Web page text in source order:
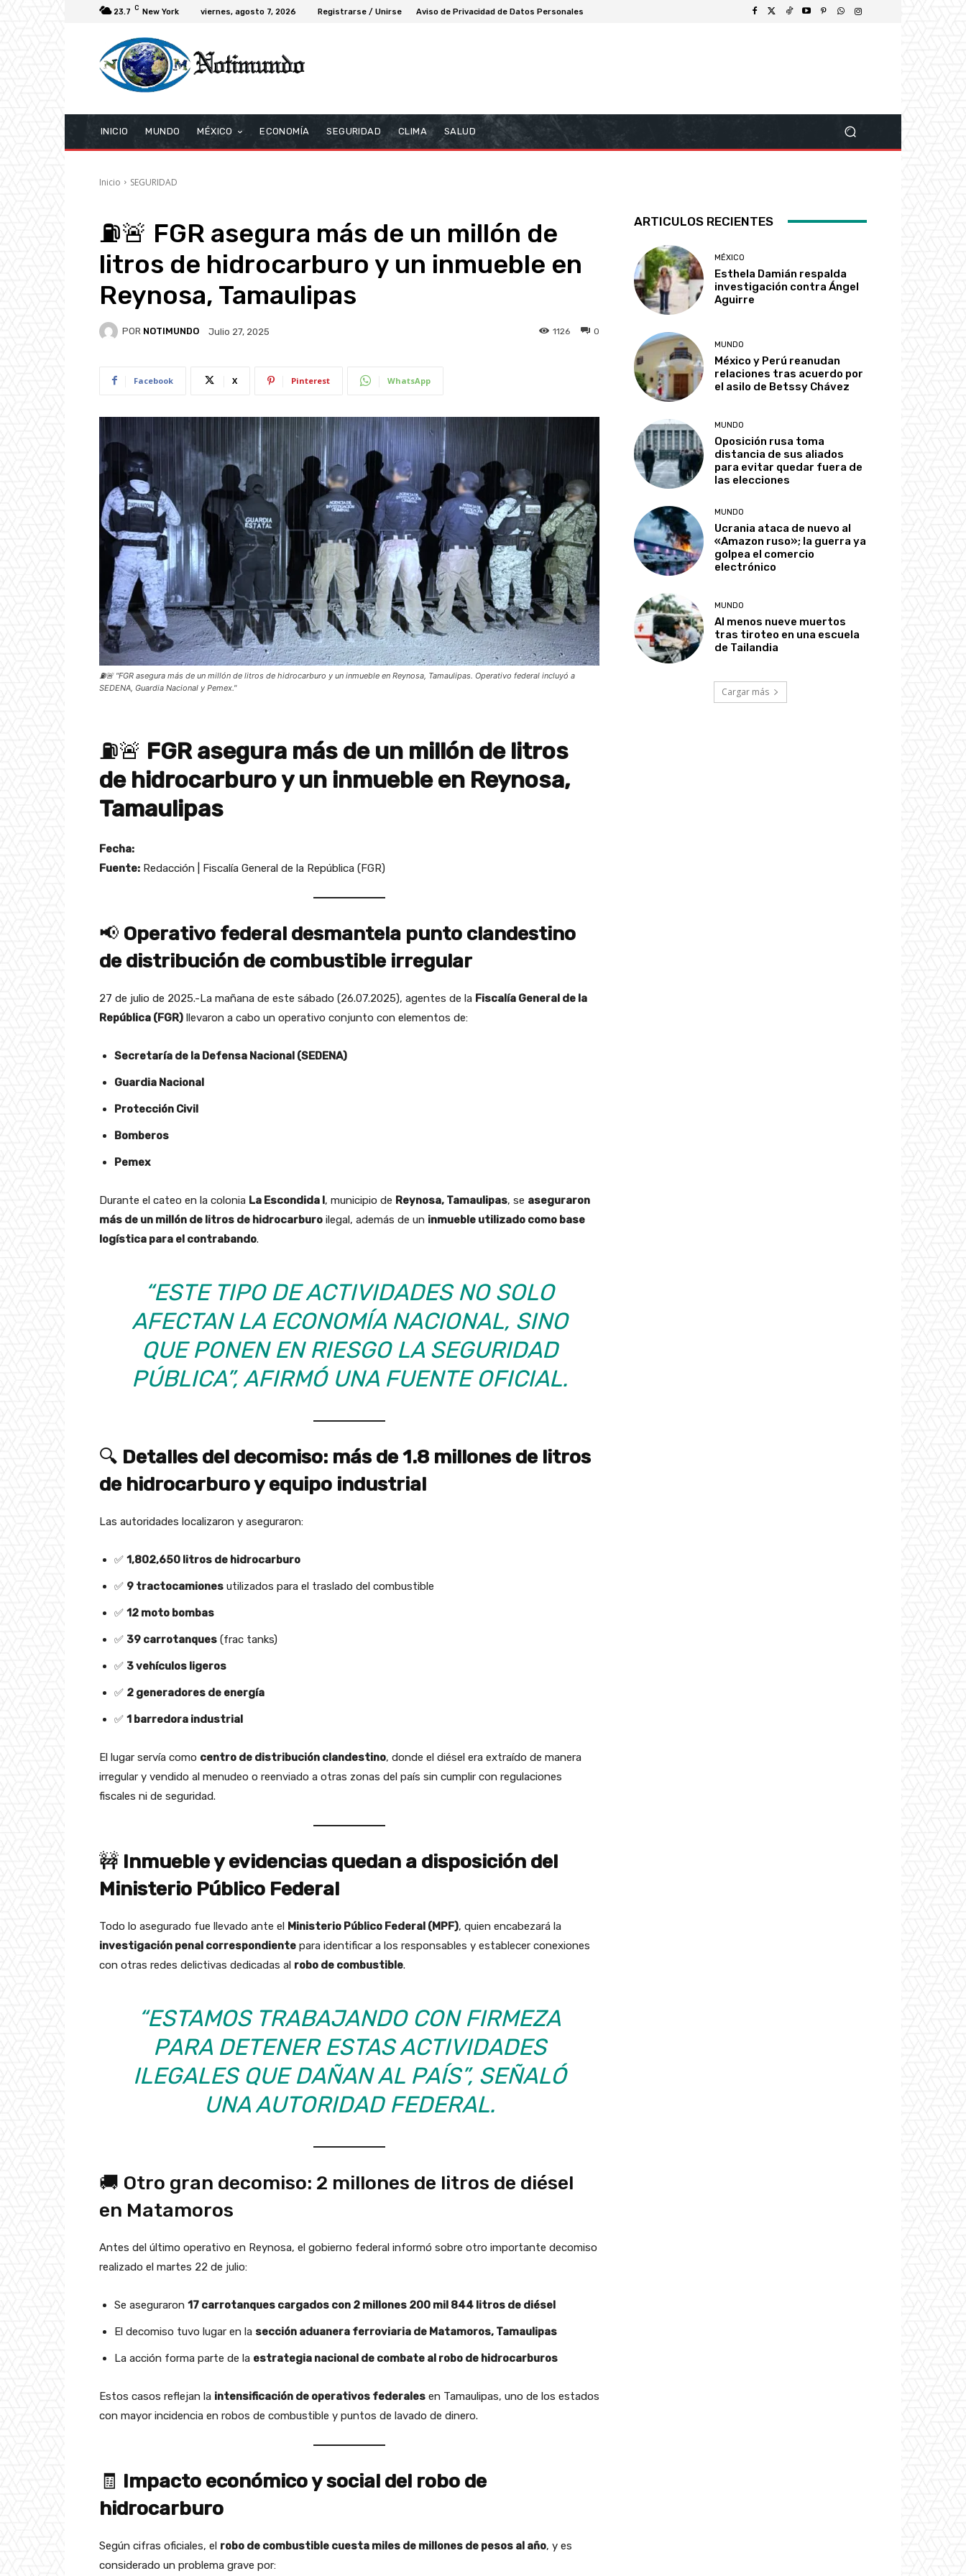
23.7 C New York viernes, agosto 7, 2026 Registrarse / Unirse Aviso de Privacidad de Datos Personales
INICIO MUNDO MÉXICO ECONOMÍA SEGURIDAD CLIMA SALUD
Inicio SEGURIDAD
⛽🚨 FGR asegura más de un millón de
litros de hidrocarburo y un inmueble en
Reynosa, Tamaulipas
POR NOTIMUNDO Julio 27, 2025 0
1126
Facebook X Pinterest WhatsApp
⛽🚨 "FGR asegura más de un millón de litros de hidrocarburo y un inmueble en Reynosa, Tamaulipas. Operativo federal incluyó a
SEDENA, Guardia Nacional y Pemex."
⛽🚨 FGR asegura más de un millón de litros
de hidrocarburo y un inmueble en Reynosa,
Tamaulipas
Fecha:
Fuente: Redacción | Fiscalía General de la República (FGR)
📢 Operativo federal desmantela punto clandestino
de distribución de combustible irregular
27 de julio de 2025.-La mañana de este sábado (26.07.2025), agentes de la Fiscalía General de la
República (FGR) llevaron a cabo un operativo conjunto con elementos de:
Secretaría de la Defensa Nacional (SEDENA)
Guardia Nacional
Protección Civil
Bomberos
Pemex
Durante el cateo en la colonia La Escondida I, municipio de Reynosa, Tamaulipas, se aseguraron
más de un millón de litros de hidrocarburo ilegal, además de un inmueble utilizado como base
logística para el contrabando.
“ESTE TIPO DE ACTIVIDADES NO SOLO
AFECTAN LA ECONOMÍA NACIONAL, SINO
QUE PONEN EN RIESGO LA SEGURIDAD
PÚBLICA”, AFIRMÓ UNA FUENTE OFICIAL.
🔍 Detalles del decomiso: más de 1.8 millones de litros
de hidrocarburo y equipo industrial
Las autoridades localizaron y aseguraron:
✅ 1,802,650 litros de hidrocarburo
✅ 9 tractocamiones utilizados para el traslado del combustible
✅ 12 moto bombas
✅ 39 carrotanques (frac tanks)
✅ 3 vehículos ligeros
✅ 2 generadores de energía
✅ 1 barredora industrial
El lugar servía como centro de distribución clandestino, donde el diésel era extraído de manera
irregular y vendido al menudeo o reenviado a otras zonas del país sin cumplir con regulaciones
fiscales ni de seguridad.
🚧 Inmueble y evidencias quedan a disposición del
Ministerio Público Federal
Todo lo asegurado fue llevado ante el Ministerio Público Federal (MPF), quien encabezará la
investigación penal correspondiente para identificar a los responsables y establecer conexiones
con otras redes delictivas dedicadas al robo de combustible.
“ESTAMOS TRABAJANDO CON FIRMEZA
PARA DETENER ESTAS ACTIVIDADES
ILEGALES QUE DAÑAN AL PAÍS”, SEÑALÓ
UNA AUTORIDAD FEDERAL.
🚚 Otro gran decomiso: 2 millones de litros de diésel
en Matamoros
Antes del último operativo en Reynosa, el gobierno federal informó sobre otro importante decomiso
realizado el martes 22 de julio:
Se aseguraron 17 carrotanques cargados con 2 millones 200 mil 844 litros de diésel
El decomiso tuvo lugar en la sección aduanera ferroviaria de Matamoros, Tamaulipas
La acción forma parte de la estrategia nacional de combate al robo de hidrocarburos
Estos casos reflejan la intensificación de operativos federales en Tamaulipas, uno de los estados
con mayor incidencia en robos de combustible y puntos de lavado de dinero.
🧾 Impacto económico y social del robo de
hidrocarburo
Según cifras oficiales, el robo de combustible cuesta miles de millones de pesos al año, y es
considerado un problema grave por:
ARTICULOS RECIENTES
MÉXICO
Esthela Damián respalda
investigación contra Ángel
Aguirre
MUNDO
México y Perú reanudan
relaciones tras acuerdo por
el asilo de Betssy Chávez
MUNDO
Oposición rusa toma
distancia de sus aliados
para evitar quedar fuera de
las elecciones
MUNDO
Ucrania ataca de nuevo al
«Amazon ruso»; la guerra ya
golpea el comercio
electrónico
MUNDO
Al menos nueve muertos
tras tiroteo en una escuela
de Tailandia
Cargar más